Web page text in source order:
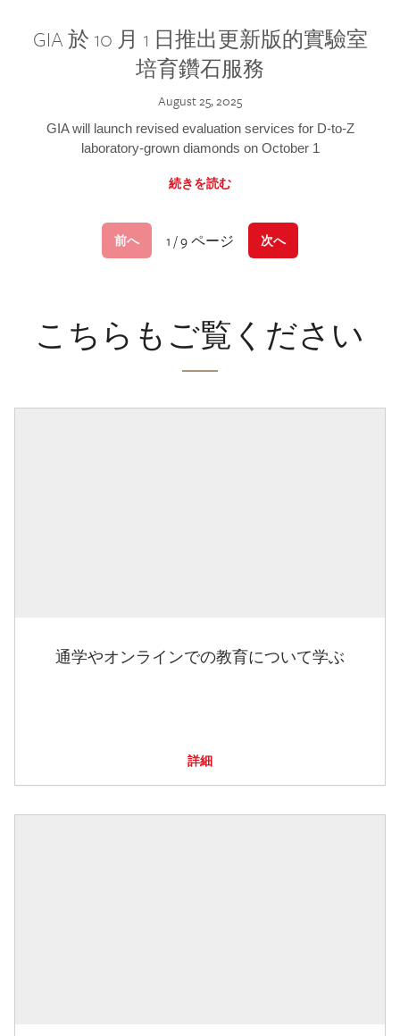
GIA 於 10 月 1 日推出更新版的實驗室
培育鑽石服務
August 25, 2025
GIA will launch revised evaluation services for D-to-Z
laboratory-grown diamonds on October 1
続きを読む
前へ 1 / 9 ページ 次へ
こちらもご覧ください
通学やオンラインでの教育について学ぶ
詳細